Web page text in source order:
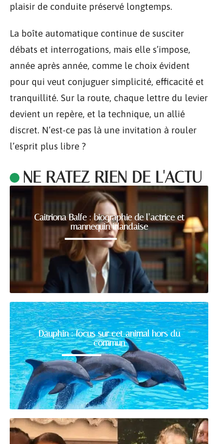
plaisir de conduite préservé longtemps.
La boîte automatique continue de susciter
débats et interrogations, mais elle s’impose,
année après année, comme le choix évident
pour qui veut conjuguer simplicité, efficacité et
tranquillité. Sur la route, chaque lettre du levier
devient un repère, et la technique, un allié
discret. N’est-ce pas là une invitation à rouler
l’esprit plus libre ?
NE RATEZ RIEN DE L'ACTU
Caitriona Balfe : biographie de l’actrice et
mannequin irlandaise
Dauphin : focus sur cet animal hors du
commun